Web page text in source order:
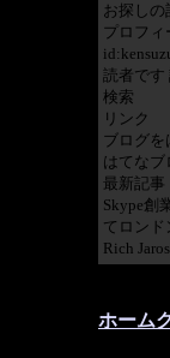
お探しの
プロフィ
読者です
検索
リンク
ブログを
はてなブ
最新記事
Skype創
てロンド
Rich
ホーム